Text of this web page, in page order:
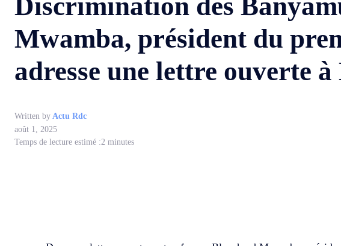
Mwamba, président du
adresse une lettre ouverte
Written by Actu Rdc
août 1, 2025
Temps de lecture estimé :2 minutes